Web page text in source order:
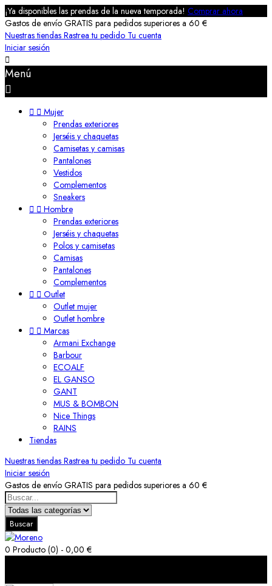
¡Ya disponibles las prendas de la nueva temporada! Comprar ahora
Gastos de envío GRATIS para pedidos superiores a 60 €
Nuestras tiendas Rastrea tu pedido Tu cuenta
Iniciar sesión

Menú

  Mujer
Prendas exteriores
Jerséis y chaquetas
Camisetas y camisas
Pantalones
Vestidos
Complementos
Sneakers
  Hombre
Prendas exteriores
Jerséis y chaquetas
Polos y camisetas
Camisas
Pantalones
Complementos
  Outlet
Outlet mujer
Outlet hombre
  Marcas
Armani Exchange
Barbour
ECOALF
EL GANSO
GANT
MUS & BOMBON
Nice Things
RAINS
Tiendas
Nuestras tiendas Rastrea tu pedido Tu cuenta
Iniciar sesión
Gastos de envío GRATIS para pedidos superiores a 60 €
Buscar
0 Producto (0) - 0,00 €